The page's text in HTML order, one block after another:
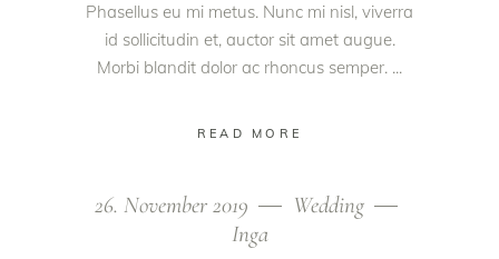
Phasellus eu mi metus. Nunc mi nisl, viverra
id sollicitudin et, auctor sit amet augue.
Morbi blandit dolor ac rhoncus semper.
READ MORE
26. November 2019
Wedding
Inga